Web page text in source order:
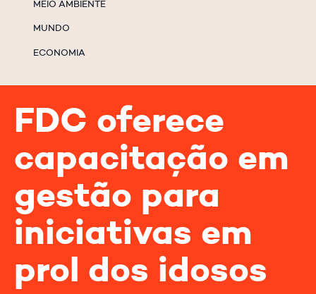
MEIO AMBIENTE
MUNDO
ECONOMIA
FDC oferece
capacitação em
gestão para
iniciativas em
prol dos idosos